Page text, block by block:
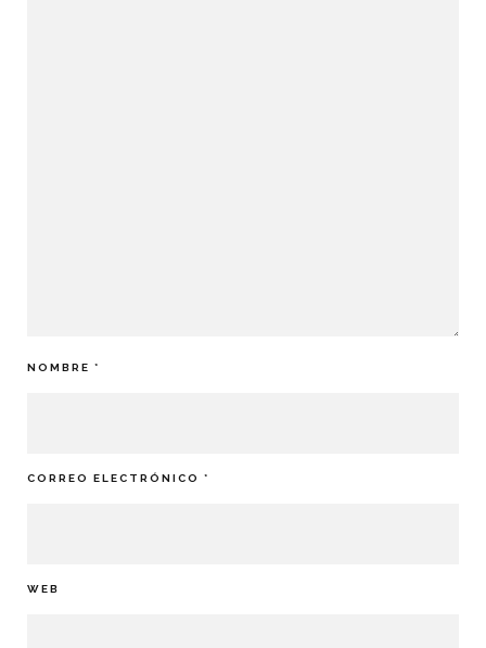
NOMBRE *
CORREO ELECTRÓNICO *
WEB